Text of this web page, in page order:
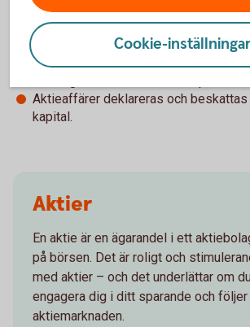
Nackdelar
Hög risk
Aktieaffärer deklareras och
kapital.
Aktier
En aktie är en ägarandel i ett
på börsen. Det är roligt och
med aktier – och det underlättar om
engagera dig i ditt sparande och följer
aktiemarknaden.
Cookie-